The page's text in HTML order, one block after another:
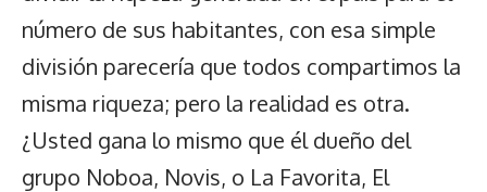
número de sus habitantes, con esa simple
división parecería que todos compartimos la
misma riqueza; pero la realidad es otra.
¿Usted gana lo mismo que él dueño del
grupo Noboa, Novis, o La Favorita, El